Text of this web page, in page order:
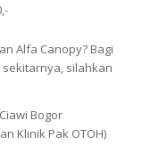
Alfa Canopy? Bagi
silahkan
Bogor
Klinik Pak OTOH)